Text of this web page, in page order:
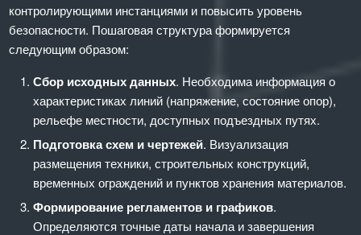
контролирующими инстанциями и повысить уровень
безопасности. Пошаговая структура формируется
следующим образом:
Сбор исходных данных. Необходима информация о
характеристиках линий (напряжение, состояние опор),
рельефе местности, доступных подъездных путях.
Подготовка схем и чертежей. Визуализация
размещения техники, строительных конструкций,
временных ограждений и пунктов хранения материалов.
Формирование регламентов и графиков.
Определяются точные даты начала и завершения